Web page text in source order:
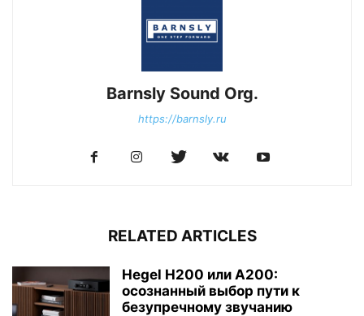
Barnsly Sound Org.
https://barnsly.ru
RELATED ARTICLES
Hegel H200 или A200:
осознанный выбор пути к
безупречному звучанию